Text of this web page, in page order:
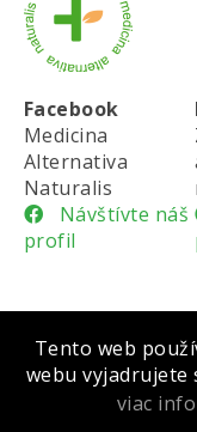
Facebook
Medicina
Alternativa
Naturalis
Návštívte náš
profil
Všeobecné obchodné
Ochrana osobných
2012 -
Tento web
webu vyjadrujete
viac